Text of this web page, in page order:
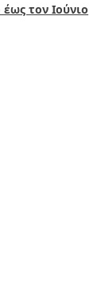
τον Ιούνιο